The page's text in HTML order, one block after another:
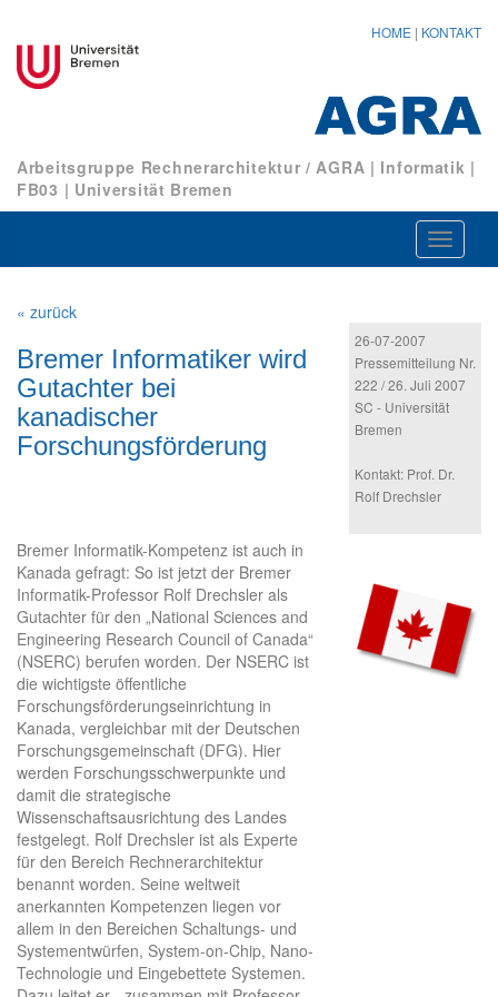
HOME | KONTAKT
Arbeitsgruppe Rechnerarchitektur / AGRA | Informatik |
FB03 | Universität Bremen
ein-/
« zurück
Bremer Informatiker wird
Gutachter bei
kanadischer
Forschungsförderung
Bremer Informatik-Kompetenz ist auch in
Kanada gefragt: So ist jetzt der Bremer
Informatik-Professor Rolf Drechsler als
Gutachter für den „National Sciences and
Engineering Research Council of Canada“
(NSERC) berufen worden. Der NSERC ist
die wichtigste öffentliche
Forschungsförderungseinrichtung in
Kanada, vergleichbar mit der Deutschen
Forschungsgemeinschaft (DFG). Hier
werden Forschungsschwerpunkte und
damit die strategische
Wissenschaftsausrichtung des Landes
festgelegt. Rolf Drechsler ist als Experte
für den Bereich Rechnerarchitektur
benannt worden. Seine weltweit
anerkannten Kompetenzen liegen vor
allem in den Bereichen Schaltungs- und
Systementwürfen, System-on-Chip, Nano-
Technologie und Eingebettete Systemen.
26-07-2007
Pressemitteilung Nr.
222 / 26. Juli 2007
SC - Universität
Bremen
Kontakt: Prof. Dr.
Rolf Drechsler